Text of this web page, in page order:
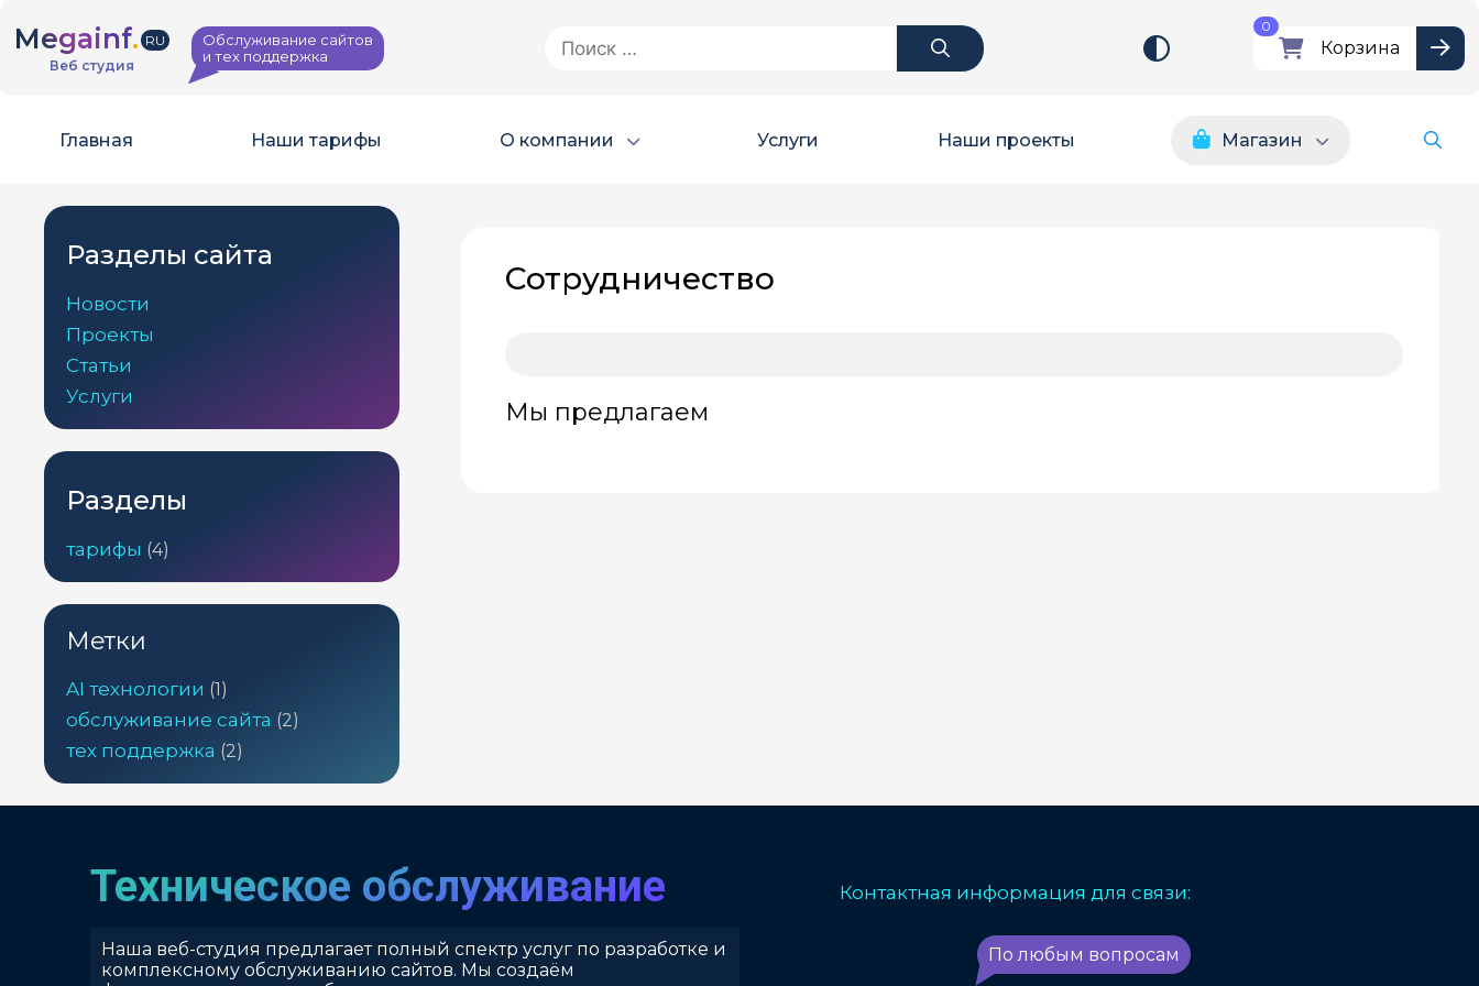
содержимому
Megainf. RU
Веб студия
Обслуживание сайтов
и тех поддержка
0
Корзина
Главная Наши тарифы О компании Услуги Наши проекты Магазин
Сотрудничество
Мы предлагаем
Разделы сайта
Новости
Проекты
Статьи
Услуги
Разделы
тарифы 44
Метки
AI технологии (1)
обслуживание сайта (2)
тех поддержка (2)
Техническое обслуживание
Наша веб-студия предлагает полный спектр услуг по разработке и
комплексному обслуживанию сайтов. Мы создаём
Контактная информация для связи:
По любым вопросам